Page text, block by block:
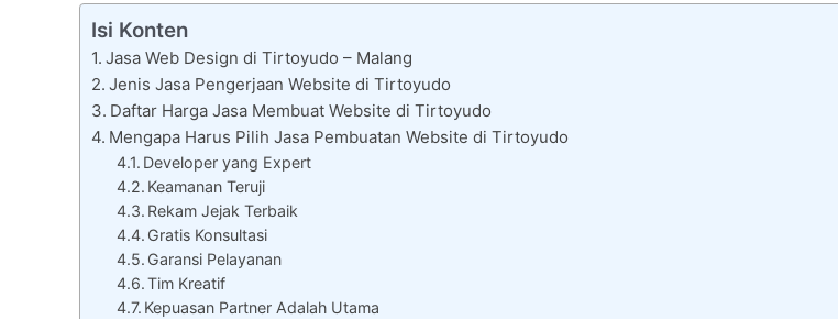
Isi Konten
Jasa Web Design di Tirtoyudo – Malang
Jenis Jasa Pengerjaan Website di Tirtoyudo
Daftar Harga Jasa Membuat Website di Tirtoyudo
Mengapa Harus Pilih Jasa Pembuatan Website di Tirtoyudo
Developer yang Expert
Keamanan Teruji
Rekam Jejak Terbaik
Gratis Konsultasi
Garansi Pelayanan
Tim Kreatif
Kepuasan Partner Adalah Utama